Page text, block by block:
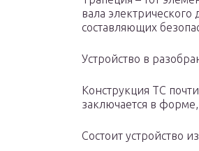
вала
составляющих
Устройство в
Конструкция ТС
заключается в
Состоит устройство